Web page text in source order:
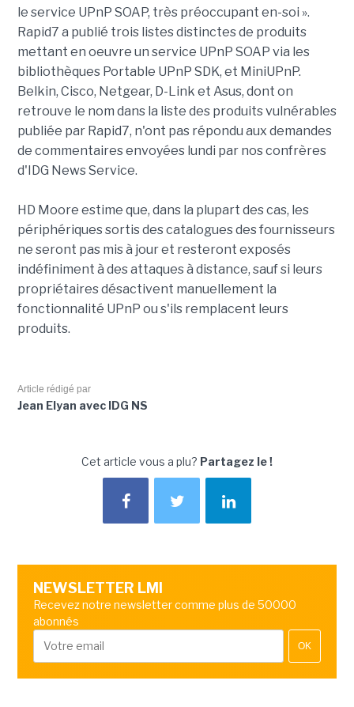
le service UPnP SOAP, très préoccupant en-soi ».
Rapid7 a publié trois listes distinctes de produits
mettant en oeuvre un service UPnP SOAP via les
bibliothèques Portable UPnP SDK, et MiniUPnP.
Belkin, Cisco, Netgear, D-Link et Asus, dont on
retrouve le nom dans la liste des produits vulnérables
publiée par Rapid7, n'ont pas répondu aux demandes
de commentaires envoyées lundi par nos confrères
d'IDG News Service.
HD Moore estime que, dans la plupart des cas, les
périphériques sortis des catalogues des fournisseurs
ne seront pas mis à jour et resteront exposés
indéfiniment à des attaques à distance, sauf si leurs
propriétaires désactivent manuellement la
fonctionnalité UPnP ou s'ils remplacent leurs
produits.
Article rédigé par
Jean Elyan avec IDG NS
Cet article vous a plu? Partagez le !
NEWSLETTER LMI
Recevez notre newsletter comme plus de 50000
abonnés
OK